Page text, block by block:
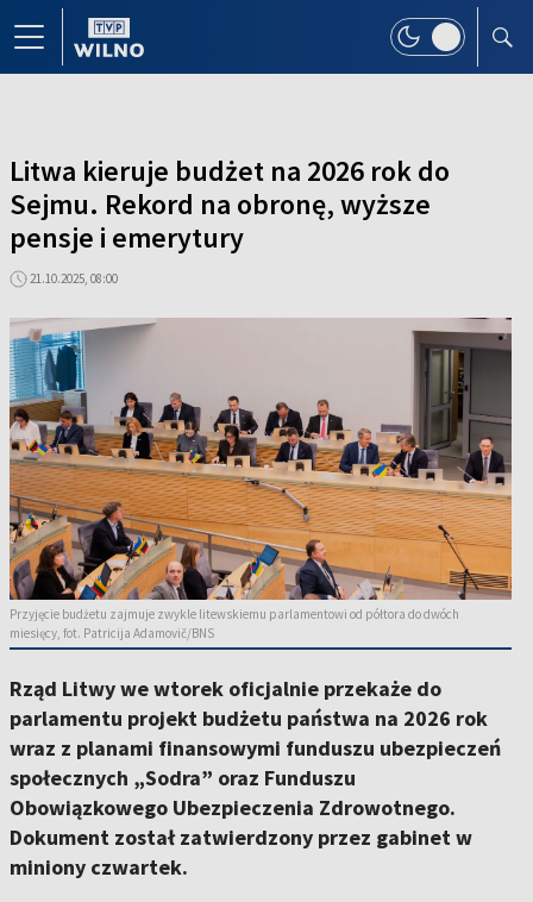
Litwa kieruje budżet na 2026 rok do
Sejmu. Rekord na obronę, wyższe
pensje i emerytury
21.10.2025, 08:00
Przyjęcie budżetu zajmuje zwykle litewskiemu parlamentowi od półtora do dwóch
miesięcy, fot. Patricija Adamovič/BNS
Rząd Litwy we wtorek oficjalnie przekaże do
parlamentu projekt budżetu państwa na 2026 rok
wraz z planami finansowymi funduszu ubezpieczeń
społecznych „Sodra” oraz Funduszu
Obowiązkowego Ubezpieczenia Zdrowotnego.
Dokument został zatwierdzony przez gabinet w
miniony czwartek.